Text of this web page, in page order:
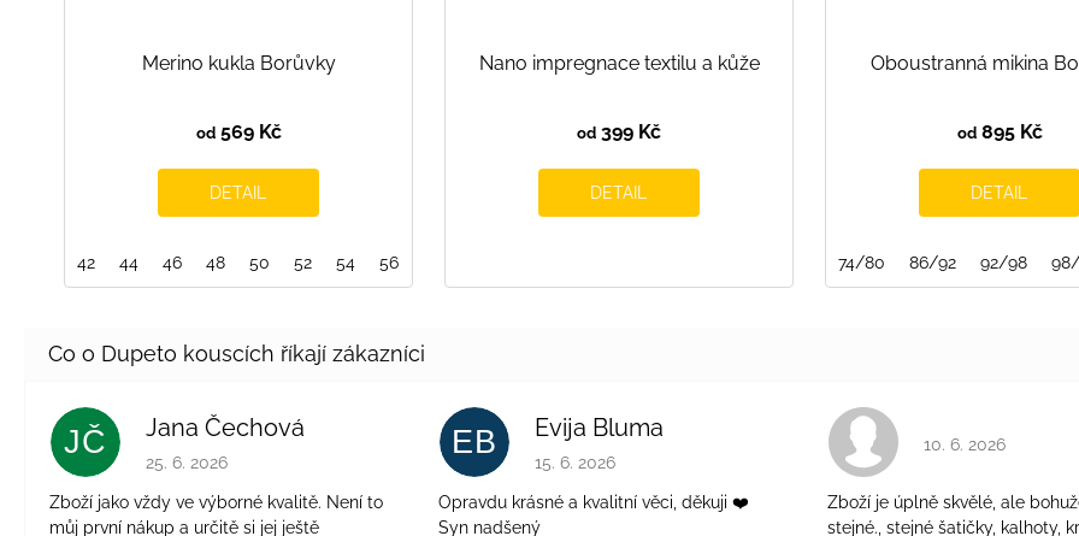
Merino kukla Borůvky
od569 Kč
DETAIL
42 44 46 48 50 52 54 56
Nano impregnace textilu a kůže
od 399 Kč
DETAIL
Oboustranná mikina
od895 Kč
DETAIL
74/80 86/92 92/98
JČ Jana Čechová
Hodnocení obchodu je 5 z 5 hvězdiček.
25. 6. 2026
Zboží jako vždy ve výborné kvalitě. Není to
můj první nákup a určitě si jej ještě
EB Evija Bluma
Hodnocení obchodu je 5 z 5 hvězdiček.
15. 6. 2026
Opravdu krásné a kvalitní věci, děkuji ❤️
Syn nadšený
Hodnocení
10. 6. 2026
Zboží je úplně skvělé, ale
stejné., stejné šatičky, kalhoty,